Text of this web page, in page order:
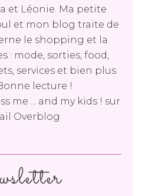
et Léonie. Ma petite
et mon blog traite de
le shopping et la
: mode, sorties, food,
services et bien plus
lecture !
me ... and my kids ! sur
Overblog